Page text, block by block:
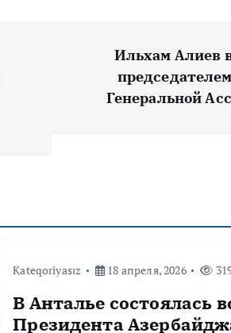
Ильхам Алиев
Генеральной
Kateqoriyasız 18 апреля, 2026
В Анталье состоялась
Президента